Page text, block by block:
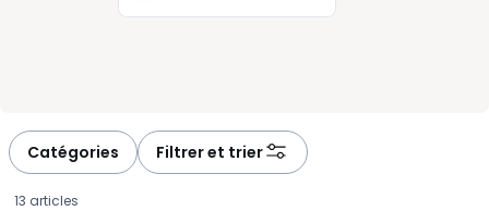
Catégories Filtrer et trier
13 articles